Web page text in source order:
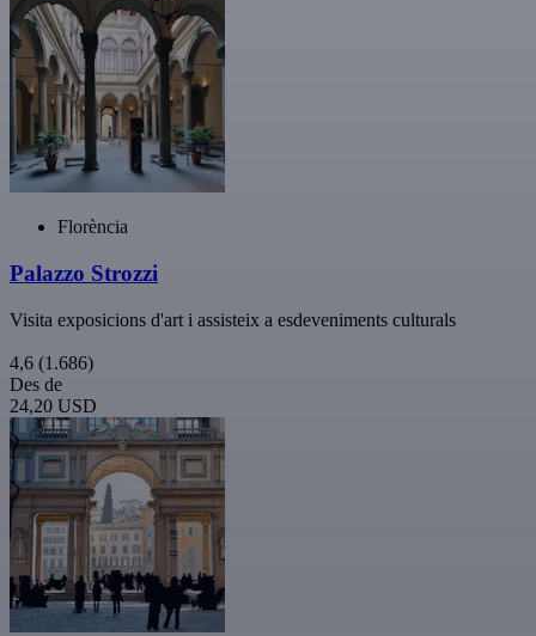
Florència
Palazzo Strozzi
Visita exposicions d'art i assisteix a esdeveniments culturals
4,6 (1.686)
Des de
24,20 USD